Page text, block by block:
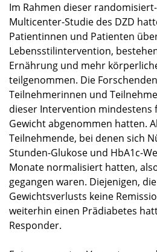
Im Rahmen dieser
Multicenter-Studie des DZD
Patientinnen und Patienten
Lebensstilintervention,
Ernährung und mehr
teilgenommen. Die
Teilnehmerinnen und
dieser Intervention mindestens
Gewicht abgenommen hatten.
Teilnehmende, bei denen sich
Stunden-Glukose und HbA1c-
Monate normalisiert hatten,
gegangen waren. Diejenigen,
Gewichtsverlusts keine
weiterhin einen Prädiabetes
Responder.